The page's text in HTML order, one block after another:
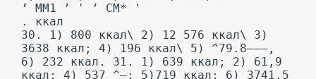
’ ММ1 ’ ' ’ CM* '
. ккал
30. 1) 800 ккал\ 2) 12 576 ккал\ 3)
3638 ккал; 4) 196 ккал\ 5) ^79.8———,
6) 232 ккал. 31. 1) 639 ккал; 2) 61,9
ккал; 4) 537 ^—; 5)719 ккал; 6) 3741,5